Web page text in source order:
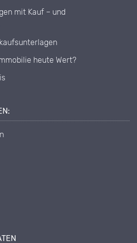
mit Kauf – und
heute Wert?